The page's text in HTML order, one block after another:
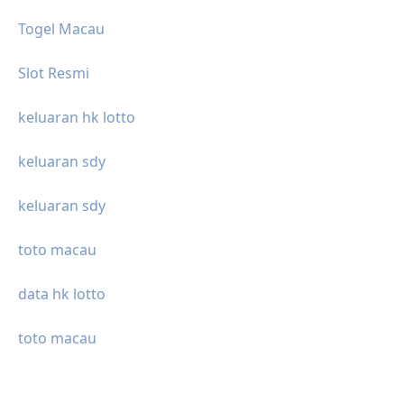
Togel Macau
Slot Resmi
keluaran hk lotto
keluaran sdy
keluaran sdy
toto macau
data hk lotto
toto macau